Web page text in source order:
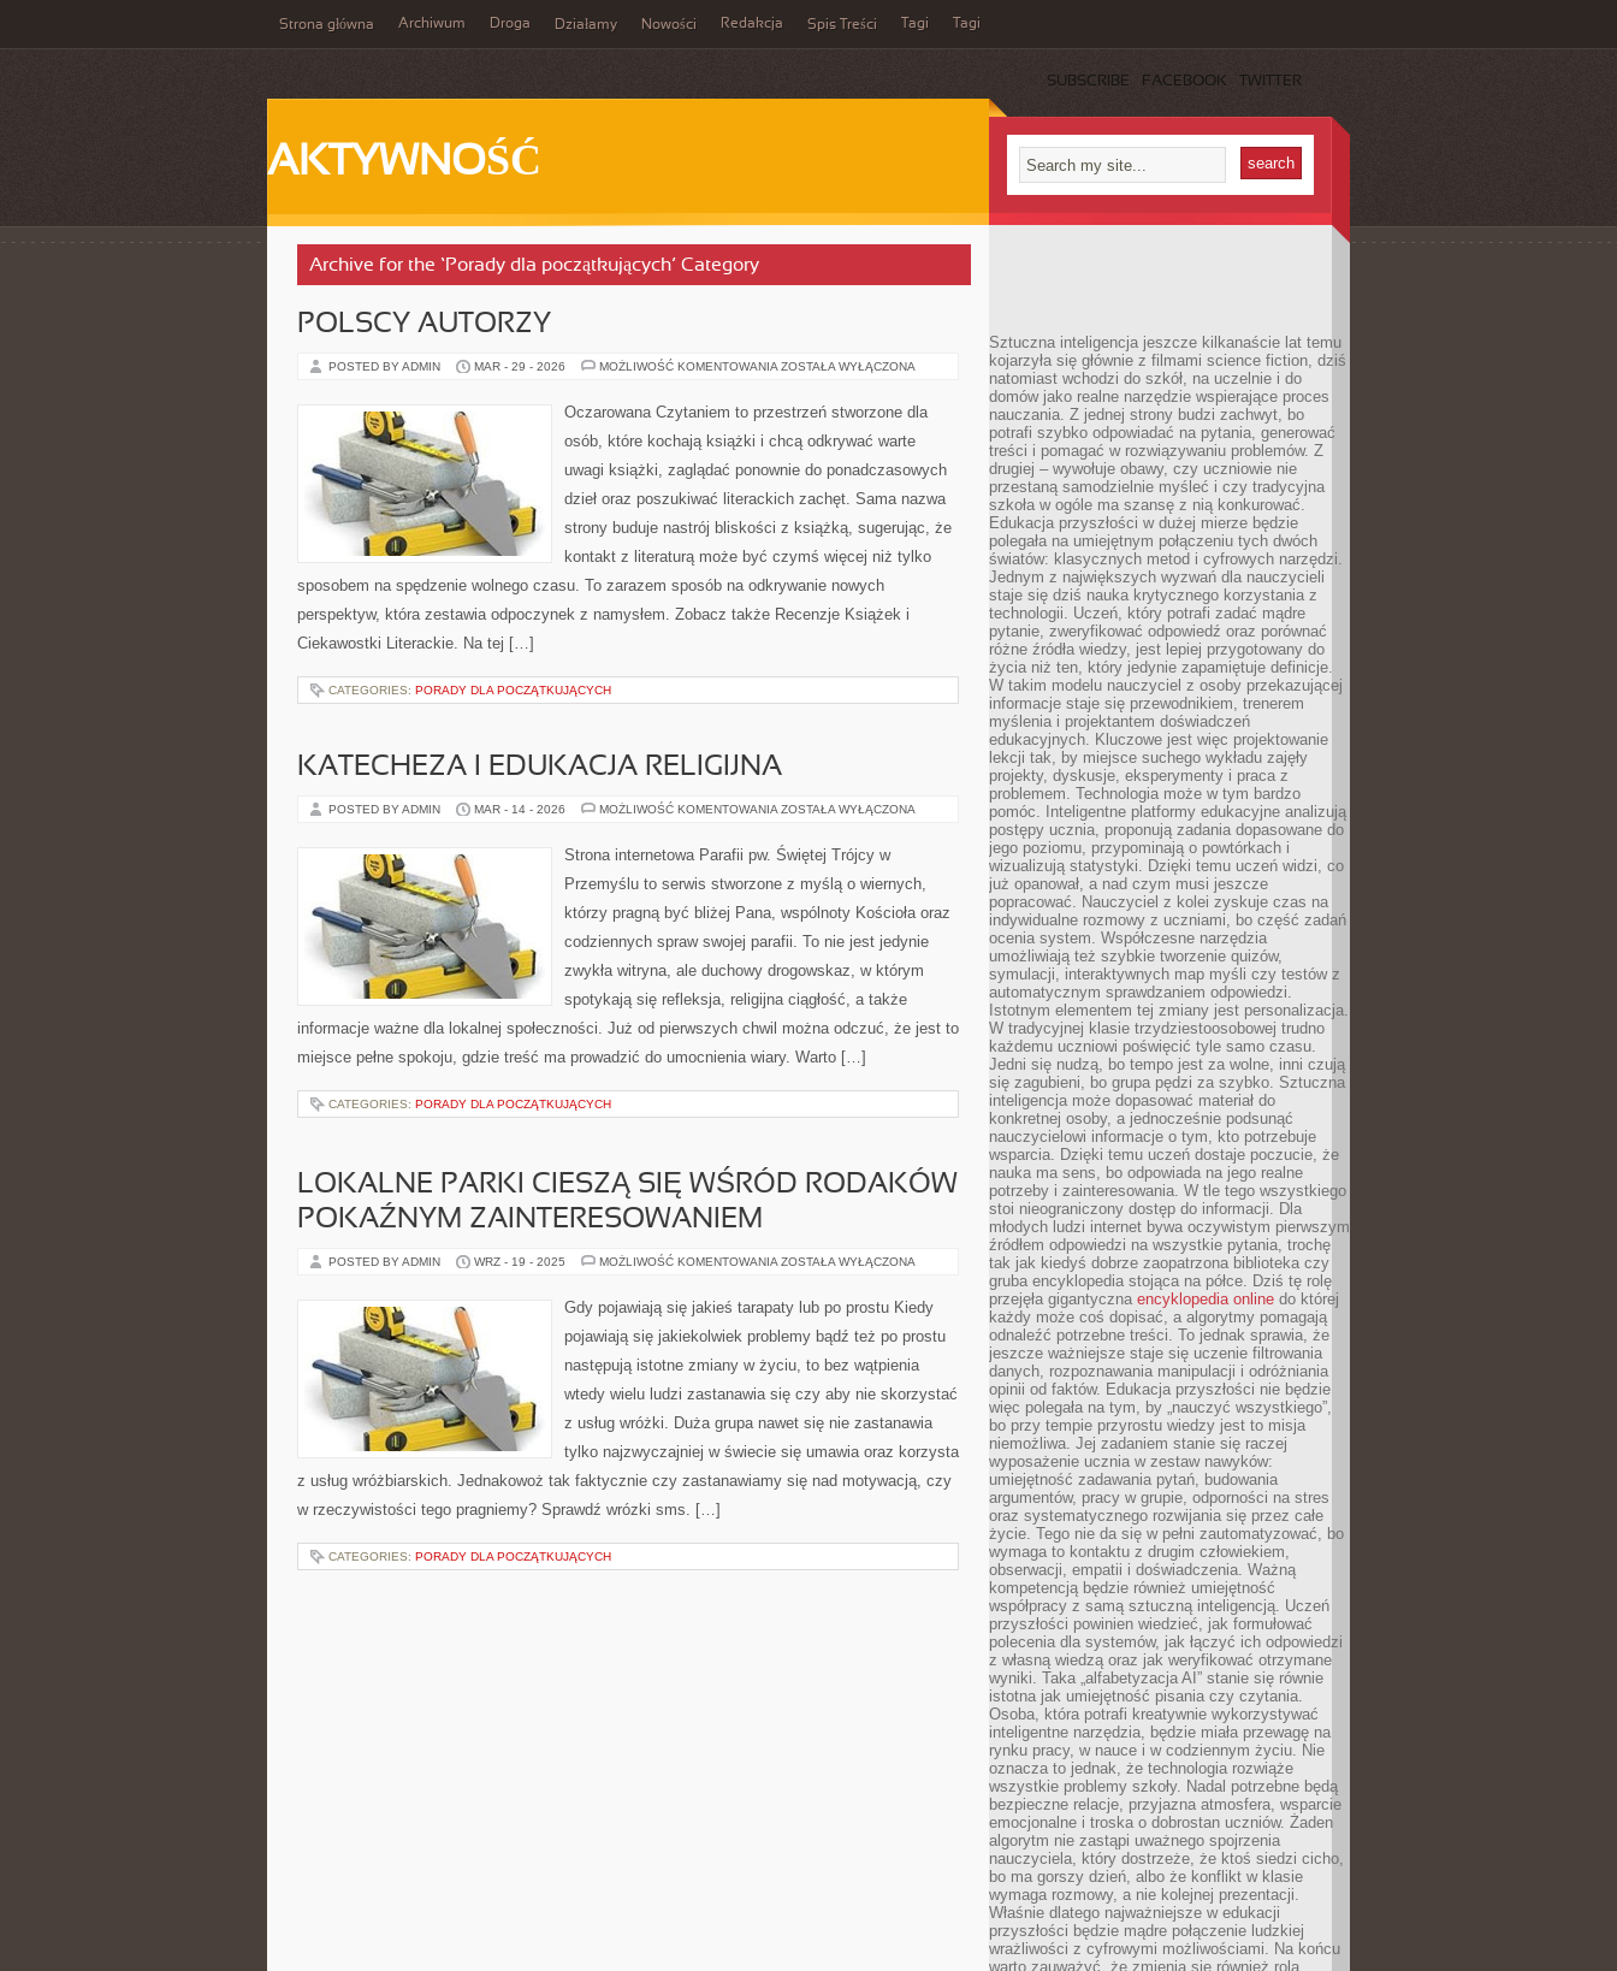
Strona główna Archiwum Droga Działamy Nowości Redakcja Spis Treści Tagi Tagi
SUBSCRIBE FACEBOOK TWITTER
AKTYWNOŚĆ
Archive for the ‘Porady dla początkujących’ Category
POLSCY AUTORZY
POSTED BY ADMIN MAR - 29 - 2026 MOŻLIWOŚĆ KOMENTOWANIA POLSCY
ZOSTAŁA WYŁĄCZONA
Oczarowana Czytaniem to przestrzeń stworzone dla
osób, które kochają książki i chcą odkrywać warte
uwagi książki, zaglądać ponownie do ponadczasowych
dzieł oraz poszukiwać literackich zachęt. Sama nazwa
strony buduje nastrój bliskości z książką, sugerując, że
kontakt z literaturą może być czymś więcej niż tylko
sposobem na spędzenie wolnego czasu. To zarazem sposób na odkrywanie nowych
perspektyw, która zestawia odpoczynek z namysłem. Zobacz także Recenzje Książek i
Ciekawostki Literackie. Na tej […]
CATEGORIES: PORADY DLA POCZĄTKUJĄCYCH
KATECHEZA I EDUKACJA RELIGIJNA
POSTED BY ADMIN MAR - 14 - 2026 MOŻLIWOŚĆ KOMENTOWANIA KATECHEZA
RELIGIJNA
ZOSTAŁA WYŁĄCZONA
Strona internetowa Parafii pw. Świętej Trójcy w
Przemyślu to serwis stworzone z myślą o wiernych,
którzy pragną być bliżej Pana, wspólnoty Kościoła oraz
codziennych spraw swojej parafii. To nie jest jedynie
zwykła witryna, ale duchowy drogowskaz, w którym
spotykają się refleksja, religijna ciągłość, a także
informacje ważne dla lokalnej społeczności. Już od pierwszych chwil można odczuć, że jest to
miejsce pełne spokoju, gdzie treść ma prowadzić do umocnienia wiary. Warto […]
CATEGORIES: PORADY DLA POCZĄTKUJĄCYCH
LOKALNE PARKI CIESZĄ SIĘ WŚRÓD RODAKÓW
POKAŹNYM ZAINTERESOWANIEM
POSTED BY ADMIN WRZ - 19 - 2025 MOŻLIWOŚĆ KOMENTOWANIA LOKALNE
SIĘ
WŚRÓD
POKAŹNYM
ZOSTAŁA WYŁĄCZONA
Gdy pojawiają się jakieś tarapaty lub po prostu Kiedy
pojawiają się jakiekolwiek problemy bądź też po prostu
następują istotne zmiany w życiu, to bez wątpienia
wtedy wielu ludzi zastanawia się czy aby nie skorzystać
z usług wróżki. Duża grupa nawet się nie zastanawia
tylko najzwyczajniej w świecie się umawia oraz korzysta
z usług wróżbiarskich. Jednakowoż tak faktycznie czy zastanawiamy się nad motywacją, czy
w rzeczywistości tego pragniemy? Sprawdź wrózki sms. […]
CATEGORIES: PORADY DLA POCZĄTKUJĄCYCH
Sztuczna inteligencja jeszcze kilkanaście lat temu
kojarzyła się głównie z filmami science fiction, dziś
natomiast wchodzi do szkół, na uczelnie i do
domów jako realne narzędzie wspierające proces
nauczania. Z jednej strony budzi zachwyt, bo
potrafi szybko odpowiadać na pytania, generować
treści i pomagać w rozwiązywaniu problemów. Z
drugiej – wywołuje obawy, czy uczniowie nie
przestaną samodzielnie myśleć i czy tradycyjna
szkoła w ogóle ma szansę z nią konkurować.
Edukacja przyszłości w dużej mierze będzie
polegała na umiejętnym połączeniu tych dwóch
światów: klasycznych metod i cyfrowych narzędzi.
Jednym z największych wyzwań dla nauczycieli
staje się dziś nauka krytycznego korzystania z
technologii. Uczeń, który potrafi zadać mądre
pytanie, zweryfikować odpowiedź oraz porównać
różne źródła wiedzy, jest lepiej przygotowany do
życia niż ten, który jedynie zapamiętuje definicje.
W takim modelu nauczyciel z osoby przekazującej
informacje staje się przewodnikiem, trenerem
myślenia i projektantem doświadczeń
edukacyjnych. Kluczowe jest więc projektowanie
lekcji tak, by miejsce suchego wykładu zajęły
projekty, dyskusje, eksperymenty i praca z
problemem. Technologia może w tym bardzo
pomóc. Inteligentne platformy edukacyjne analizują
postępy ucznia, proponują zadania dopasowane do
jego poziomu, przypominają o powtórkach i
wizualizują statystyki. Dzięki temu uczeń widzi, co
już opanował, a nad czym musi jeszcze
popracować. Nauczyciel z kolei zyskuje czas na
indywidualne rozmowy z uczniami, bo część zadań
ocenia system. Współczesne narzędzia
umożliwiają też szybkie tworzenie quizów,
symulacji, interaktywnych map myśli czy testów z
automatycznym sprawdzaniem odpowiedzi.
Istotnym elementem tej zmiany jest personalizacja.
W tradycyjnej klasie trzydziestoosobowej trudno
każdemu uczniowi poświęcić tyle samo czasu.
Jedni się nudzą, bo tempo jest za wolne, inni czują
się zagubieni, bo grupa pędzi za szybko. Sztuczna
inteligencja może dopasować materiał do
konkretnej osoby, a jednocześnie podsunąć
nauczycielowi informacje o tym, kto potrzebuje
wsparcia. Dzięki temu uczeń dostaje poczucie, że
nauka ma sens, bo odpowiada na jego realne
potrzeby i zainteresowania. W tle tego wszystkiego
stoi nieograniczony dostęp do informacji. Dla
młodych ludzi internet bywa oczywistym pierwszym
źródłem odpowiedzi na wszystkie pytania, trochę
tak jak kiedyś dobrze zaopatrzona biblioteka czy
gruba encyklopedia stojąca na półce. Dziś tę rolę
przejęła gigantyczna encyklopedia online do której
każdy może coś dopisać, a algorytmy pomagają
odnaleźć potrzebne treści. To jednak sprawia, że
jeszcze ważniejsze staje się uczenie filtrowania
danych, rozpoznawania manipulacji i odróżniania
opinii od faktów. Edukacja przyszłości nie będzie
więc polegała na tym, by „nauczyć wszystkiego”,
bo przy tempie przyrostu wiedzy jest to misja
niemożliwa. Jej zadaniem stanie się raczej
wyposażenie ucznia w zestaw nawyków:
umiejętność zadawania pytań, budowania
argumentów, pracy w grupie, odporności na stres
oraz systematycznego rozwijania się przez całe
życie. Tego nie da się w pełni zautomatyzować, bo
wymaga to kontaktu z drugim człowiekiem,
obserwacji, empatii i doświadczenia. Ważną
kompetencją będzie również umiejętność
współpracy z samą sztuczną inteligencją. Uczeń
przyszłości powinien wiedzieć, jak formułować
polecenia dla systemów, jak łączyć ich odpowiedzi
z własną wiedzą oraz jak weryfikować otrzymane
wyniki. Taka „alfabetyzacja AI” stanie się równie
istotna jak umiejętność pisania czy czytania.
Osoba, która potrafi kreatywnie wykorzystywać
inteligentne narzędzia, będzie miała przewagę na
rynku pracy, w nauce i w codziennym życiu. Nie
oznacza to jednak, że technologia rozwiąże
wszystkie problemy szkoły. Nadal potrzebne będą
bezpieczne relacje, przyjazna atmosfera, wsparcie
emocjonalne i troska o dobrostan uczniów. Żaden
algorytm nie zastąpi uważnego spojrzenia
nauczyciela, który dostrzeże, że ktoś siedzi cicho,
bo ma gorszy dzień, albo że konflikt w klasie
wymaga rozmowy, a nie kolejnej prezentacji.
Właśnie dlatego najważniejsze w edukacji
przyszłości będzie mądre połączenie ludzkiej
wrażliwości z cyfrowymi możliwościami. Na końcu
warto zauważyć, że zmienia się również rola